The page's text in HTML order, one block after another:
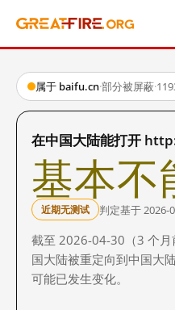
属于 baifu.cn·部分被屏蔽·
在中国大陆能打开
基本不
近期无测试 判定基于 2026-
截至 2026-04-30（3 个月
国大陆被重定向到中国大
可能已发生变化。